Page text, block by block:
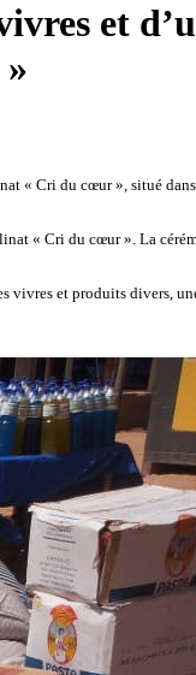
et
« Cri du cœur », situé
« Cri du cœur ». La
et produits divers,